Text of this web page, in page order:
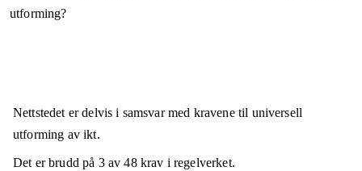
utforming?
Nettstedet erdelvis i samsvarmed kravene til universell
utforming av ikt.
Det er brudd på 3av48krav i regelverket.